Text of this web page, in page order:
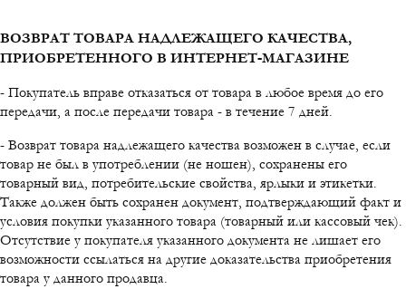
ВОЗВРАТ ТОВАРА НАДЛЕЖАЩЕГО КАЧЕСТВА,
ПРИОБРЕТЕННОГО В ИНТЕРНЕТ-МАГАЗИНЕ
- Покупатель вправе отказаться от товара в любое время до его
передачи, а после передачи товара - в течение 7 дней.
- Возврат товара надлежащего качества возможен в случае, если
товар не был в употреблении (не ношен), сохранены его
товарный вид, потребительские свойства, ярлыки и этикетки.
Также должен быть сохранен документ, подтверждающий факт и
условия покупки указанного товара (товарный или кассовый чек).
Отсутствие у покупателя указанного документа не лишает его
возможности ссылаться на другие доказательства приобретения
товара у данного продавца.